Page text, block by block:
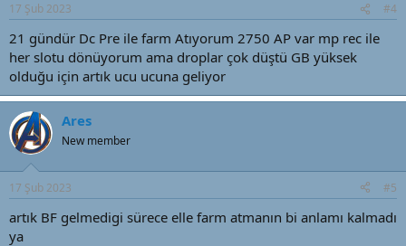
17 Şub 2023 #4
21 gündür Dc Pre ile farm Atıyorum 2750 AP var mp rec ile
her slotu dönüyorum ama droplar çok düştü GB yüksek
olduğu için artık ucu ucuna geliyor
Ares
New member
17 Şub 2023 #5
artık BF gelmedigi sürece elle farm atmanın bi anlamı kalmadı
ya